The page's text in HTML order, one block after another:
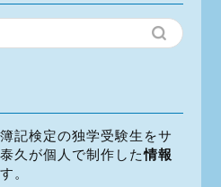
記検定の独学受験生をサ
久が個人で制作した情報
。